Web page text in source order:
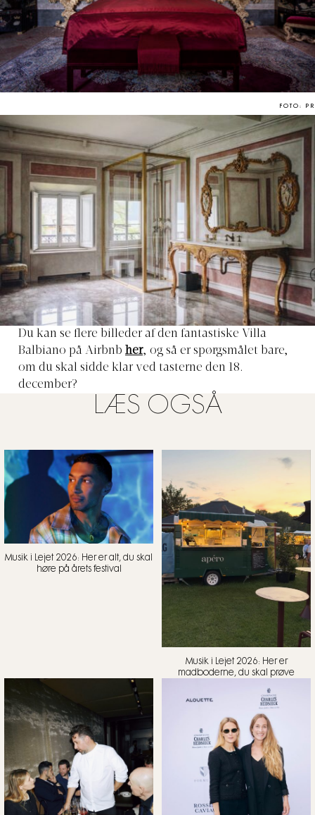
FOTO: PR
Du kan se flere billeder af den fantastiske Villa
Balbiano på Airbnb her, og så er spørgsmålet bare,
om du skal sidde klar ved tasterne den 18.
december?
LÆS OGSÅ
Musik i Lejet 2026: Her er alt, du skal
høre på årets festival
Musik i Lejet 2026: Her er
madboderne, du skal prøve